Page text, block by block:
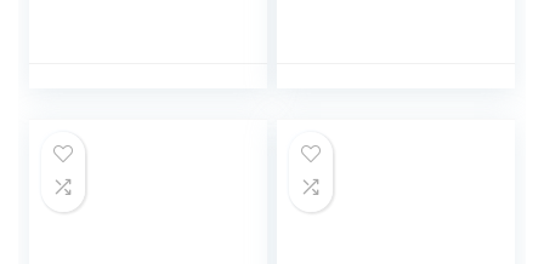
für den ganzen
Körper Broschiert
– 13. Oktober 2022